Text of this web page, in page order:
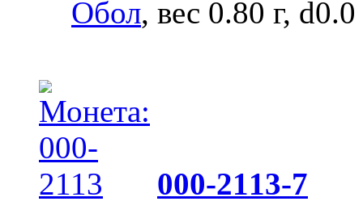
Обол, вес 0.80 г,
000-2113-7